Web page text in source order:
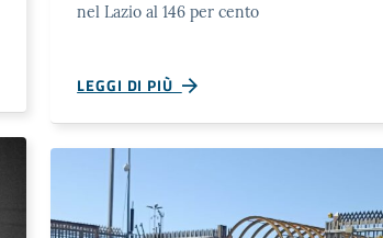
nel Lazio al 146 per cento
LEGGI DI PIÙ